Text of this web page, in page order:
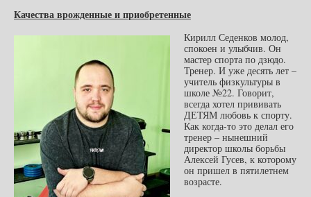
Качества врожденные и приобретенные
Кирилл Седенков молод,
спокоен и улыбчив. Он
мастер спорта по дзюдо.
Тренер. И уже десять лет –
учитель физкультуры в
школе №22. Говорит,
всегда хотел прививать
ДЕТЯМ любовь к спорту.
Как когда-то это делал его
тренер – нынешний
директор школы борьбы
Алексей Гусев, к которому
он пришел в пятилетнем
возрасте.